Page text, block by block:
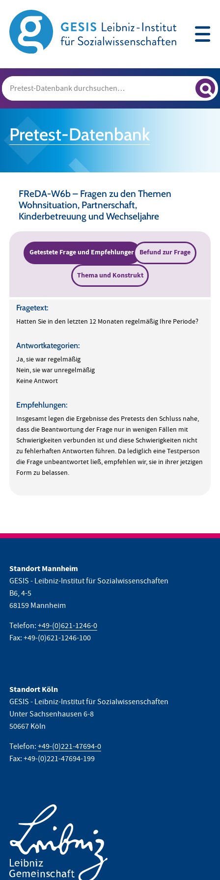
Pretest-Datenbank
FReDA-W6b – Fragen zu den Themen
Wohnsituation, Partnerschaft,
Kinderbetreuung und Wechseljahre
Getestete Frage und Empfehlungen Befund zur Frage
Thema und Konstrukt
Fragetext:
Hatten Sie in den letzten 12 Monaten regelmäßig Ihre Periode?
Antwortkategorien:
Ja, sie war regelmäßig
Nein, sie war unregelmäßig
Keine Antwort
Empfehlungen:
Insgesamt legen die Ergebnisse des Pretests den Schluss nahe,
dass die Beantwortung der Frage nur in wenigen Fällen mit
Schwierigkeiten verbunden ist und diese Schwierigkeiten nicht
zu fehlerhaften Antworten führen. Da lediglich eine Testperson
die Frage unbeantwortet ließ, empfehlen wir, sie in ihrer jetzigen
Form zu belassen.
Standort Mannheim
GESIS - Leibniz-Institut für Sozialwissenschaften
B6, 4-5
68159 Mannheim
Telefon:+49-(0)621-1246-0
Fax: +49-(0)621-1246-100
Standort Köln
GESIS - Leibniz-Institut für Sozialwissenschaften
Unter Sachsenhausen 6-8
50667 Köln
Telefon:+49-(0)221-47694-0
Fax: +49-(0)221-47694-199